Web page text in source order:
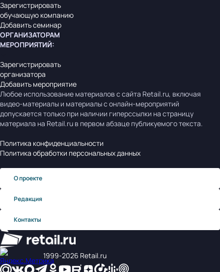
Зарегистрировать
обучающую компанию
Добавить семинар
ОРГАНИЗАТОРАМ
МЕРОПРИЯТИЙ:
Зарегистрировать
организатора
Добавить мероприятие
Любое использование материалов с сайта Retail.ru, включая
видео-материалы и материалы с онлайн-мероприятий
допускается только при наличии гиперссылки на страницу
материала на Retail.ru в первом абзаце публикуемого текста.
Политика конфиденциальности
Политика обработки персональных данных
О проекте
Редакция
Контакты
1999‑2026 Retail.ru